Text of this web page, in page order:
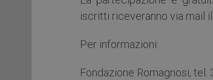
iscritti riceveranno via mail il
Per informazioni:
Fondazione Romagnosi,